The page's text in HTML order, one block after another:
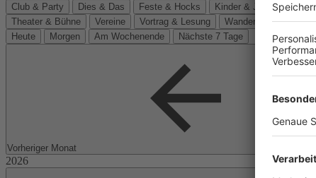
Club & Party
Dies & Das Feste & Hocks Kinder & Jugend Kino
Theater & Bühne
Vereine Vortrag & Lesung
Wanderungen
Heute
Morgen Am Wochenende Nächste 7 Tage
Vorheriger Monat